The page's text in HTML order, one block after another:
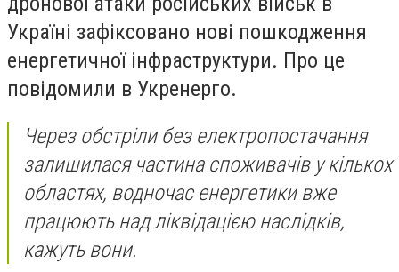
Україні зафіксовано нові пошкодження
енергетичної інфраструктури. Про це
повідомили в Укренерго.
Через обстріли без електропостачання
залишилася частина споживачів у кількох
областях, водночас енергетики вже
працюють над ліквідацією наслідків,
кажуть вони.